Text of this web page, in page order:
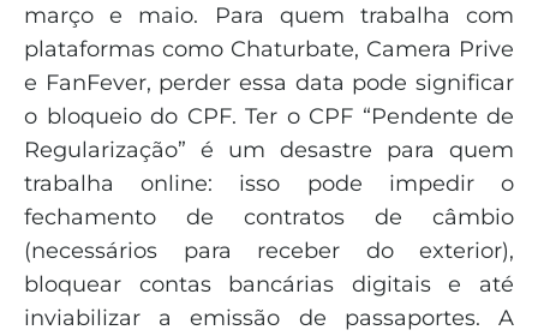
março e maio. Para quem trabalha com
plataformas como Chaturbate, Camera Prive
e FanFever, perder essa data pode significar
o bloqueio do CPF. Ter o CPF “Pendente de
Regularização” é um desastre para quem
trabalha online: isso pode impedir o
fechamento de contratos de câmbio
(necessários para receber do exterior),
bloquear contas bancárias digitais e até
inviabilizar a emissão de passaportes. A